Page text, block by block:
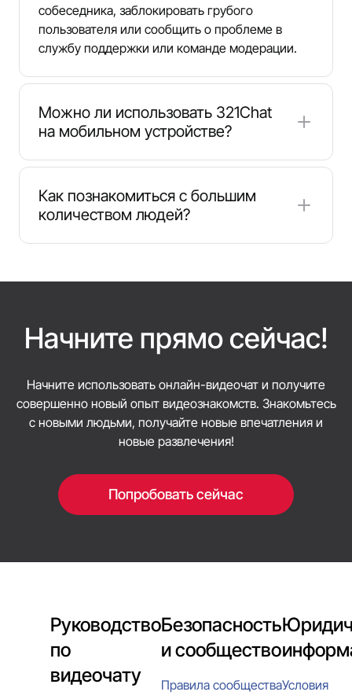
собеседника, заблокировать грубого
пользователя или сообщить о проблеме в
службу поддержки или команде модерации.
Можно ли использовать 321Chat
на мобильном устройстве?
Да. 321Chat работает на телефонах и
планшетах через браузер, быстро загружается
и сохраняет основные функции чата, чтобы вы
могли общаться на ходу.
Как познакомиться с большим
количеством людей?
знакомит вас с новыми пользователями, а
соблюдение правил помогает поддерживать
Начните прямо сейчас!
Начните использовать онлайн-видеочат и получите
совершенно новый опыт видеознакомств. Знакомьтесь
с новыми людьми, получайте новые впечатления и
новые развлечения!
Попробовать сейчас
Руководство
по
видеочату
Безопасность
и сообщество
Правила сообществаУсловия